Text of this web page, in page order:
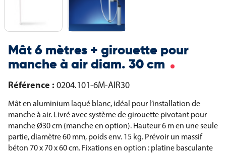
Mât 6 mètres + girouette pour
manche à air diam. 30 cm
Référence : 0204.101-6M-AIR30
Mât en aluminium laqué blanc, idéal pour l’installation de
manche à air. Livré avec système de girouette pivotant pour
manche Ø30 cm (manche en option). Hauteur 6 m en une seule
partie, diamètre 60 mm, poids env. 15 kg. Prévoir un massif
béton 70 x 70 x 60 cm. Fixations en option : platine basculante